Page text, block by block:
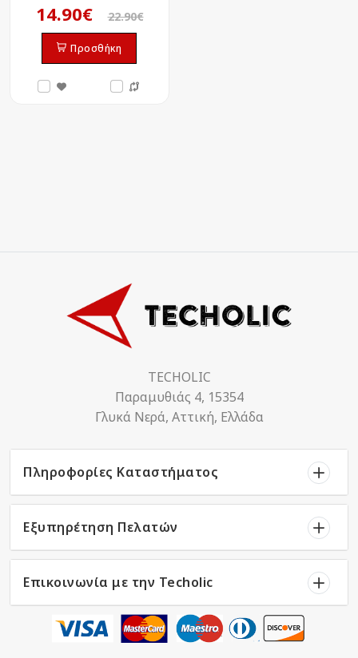
14.90€ 22.90€
Προσθήκη
TECHOLIC
Παραμυθιάς 4, 15354
Γλυκά Νερά, Αττική, Ελλάδα
Πληροφορίες Καταστήματος
Εξυπηρέτηση Πελατών
Επικοινωνία με την Techolic